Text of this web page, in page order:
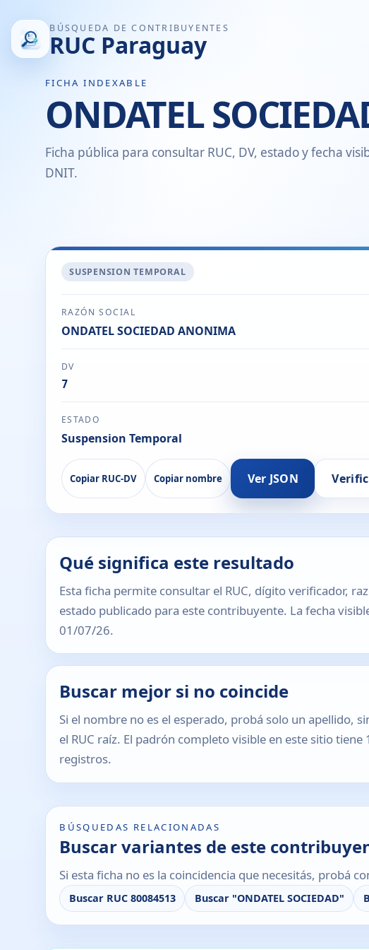
BÚSQUEDA DE CONTRIBUYENTES
RUC Paraguay
FICHA INDEXABLE
ONDATEL
Ficha pública para consultar RUC, DV, estado y fecha
DNIT.
SUSPENSION TEMPORAL
RAZÓN SOCIAL
ONDATEL SOCIEDAD ANONIMA
DV
7
ESTADO
Suspension Temporal
Copiar RUC-DV Copiar nombre Ver JSON
Qué significa este resultado
Esta ficha permite consultar el RUC, dígito verificador,
estado publicado para este contribuyente. La fecha
01/07/26.
Buscar mejor si no coincide
Si el nombre no es el esperado, probá solo un apellido,
el RUC raíz. El padrón completo visible en este sitio
registros.
BÚSQUEDAS RELACIONADAS
Buscar variantes de este
Si esta ficha no es la coincidencia que necesitás, probá
Buscar RUC 80084513 Buscar "ONDATEL SOCIEDAD"